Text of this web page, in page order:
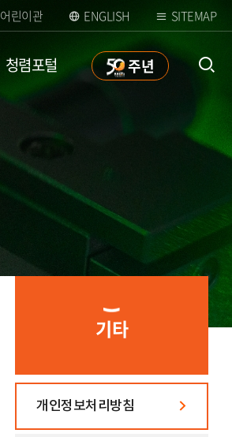
어린이관 ENGLISH SITEMAP
통합검
청렴포털 50
주년
개인정보처리방침